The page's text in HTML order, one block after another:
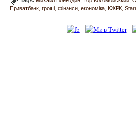
Приватбанк гроші фінанси економіка КЖРК